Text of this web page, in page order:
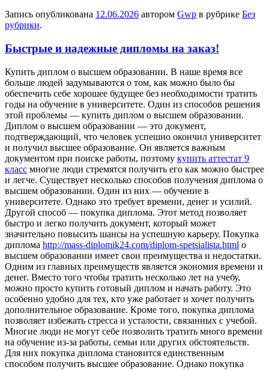
Запись опубликована 12.06.2026 автором Gwp в рубрике Без
рубрики.
Быстрые и надежные дипломы на заказ!
Купить диплoм o высшeм oбрaзoвaнии. В наше время все
больше людей задумываются о том, как можно было бы
обеспечить себе хорошее будущее без необходимости тратить
годы на обучение в университете. Один из способов решения
этой проблемы — купить диплом о высшем образовании.
Диплом о высшем образовании — это документ,
подтверждающий, что человек успешно окончил университет
и получил высшее образование. Он является важным
документом при поиске работы, поэтому купить аттестат 9
класс многие люди стремятся получить его как можно быстрее
и легче. Существует несколько способов получения диплома о
высшем образовании. Один из них — обучение в
университете. Однако это требует времени, денег и усилий.
Другой способ — покупка диплома. Этот метод позволяет
быстро и легко получить документ, который может
значительно повысить шансы на успешную карьеру. Покупка
диплома http://mass-diplomik24.com/diplom-spetsialista.html о
высшем образовании имеет свои преимущества и недостатки.
Одним из главных преимуществ является экономия времени и
денег. Вместо того чтобы тратить несколько лет на учебу,
можно просто купить готовый диплом и начать работу. Это
особенно удобно для тех, кто уже работает и хочет получить
дополнительное образование. Кроме того, покупка диплома
позволяет избежать стресса и усталости, связанных с учебой.
Многие люди не могут себе позволить тратить много времени
на обучение из-за работы, семьи или других обстоятельств.
Для них покупка диплома становится единственным
способом получить высшее образование. Однако покупка